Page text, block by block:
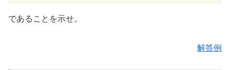
であることを示せ。
解答例